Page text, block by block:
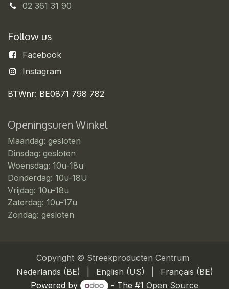
02 361 31 90
Follow us
Facebook
Instagram
BTWnr: BE0871 798 782
Openingsuren Winkel
Maandag: gesloten
Dinsdag: gesloten
Woensdag: 10u-18u
Donderdag: 10u-18U
Vrijdag: 10u-18u
Zaterdag: 10u-17u
Zondag: gesloten
Copyright © Streekproducten Centrum
Nederlands (BE)
English (US)
Français (BE)
Powered by
- The #1 Open Source